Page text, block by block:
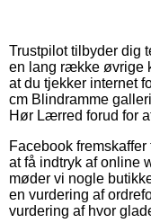
Trustpilot tilbyder dig
en lang række øvrige
at du tjekker internet
cm Blindramme
Hør Lærred forud for
Facebook
at få indtryk af online
møder vi nogle
en vurdering af
vurdering af hvor